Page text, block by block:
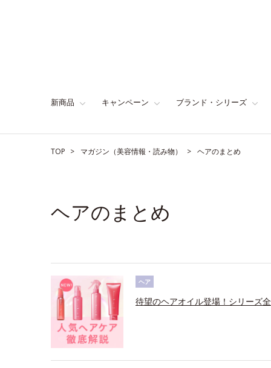
新商品 キャンペーン ブランド・シリーズ
TOP マガジン（美容情報・読み物） ヘアのまとめ
ヘアのまとめ
ヘア
待望のヘアオイル登場！シリーズ